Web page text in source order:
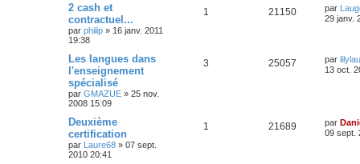
2 cash et
contractuel...
par philip » 16 janv. 2011
19:38
1 21150 par
29 janv.
Les langues dans
l'enseignement
spécialisé
par GMAZUE » 25 nov.
2008 15:09
3 25057 par
13 oct.
Deuxième
certification
par Laure68 » 07 sept.
2010 20:41
1 21689 par
09 sept.